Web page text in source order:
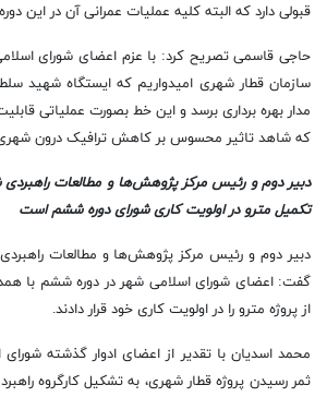
قبولی دارد که البته کلیه عملیات عمرانی آن در این
حاجی قاسمی تصریح کرد: با عزم اعضای شورای
سازمان قطار شهری امیدواریم که ایستگاه شهید
مدار بهره‌ برداری برسد و این خط بصورت عملیاتی
که شاهد تاثیر محسوس بر کاهش ترافیک درون
دبیر دوم و رئیس مرکز پژوهش‌ها و مطالعات
تکمیل مترو در اولویت کاری شورای دوره ششم است
دبیر دوم و رئیس مرکز پژوهش‌ها و مطالعات
گفت: اعضای شورای اسلامی شهر در دوره ششم با
از پروژه مترو را در اولویت کاری خود قرار دادند.
محمد اسدیان با تقدیر از اعضای ادوار گذشته
ثمر رسیدن پروژه قطار شهری، به تشکیل کارگروه